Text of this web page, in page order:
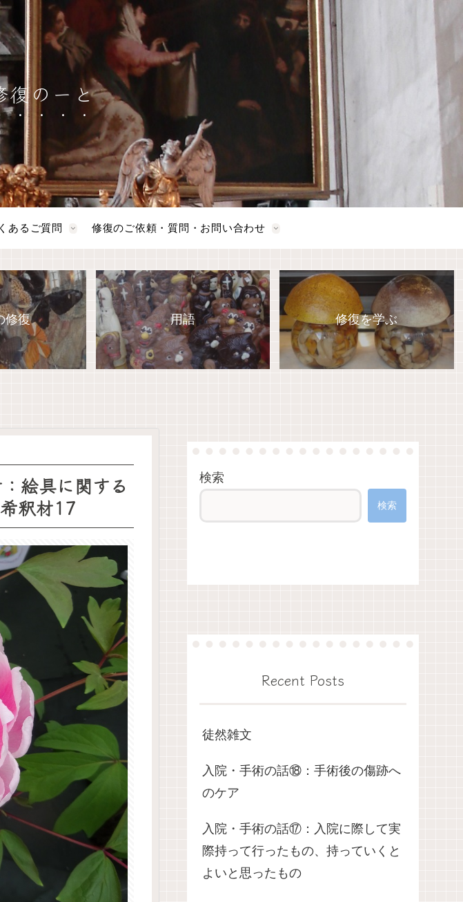
復のーと
あるご質問 修復のご依頼・質問・お問い合わせ
修復 用語 修復を学ぶ
絵具に関する
釈材17
検索
検索
Recent Posts
徒然雑文
入院・手術の話⑱：手術後の傷跡へ
のケア
入院・手術の話⑰：入院に際して実
際持って行ったもの、持っていくと
よいと思ったもの